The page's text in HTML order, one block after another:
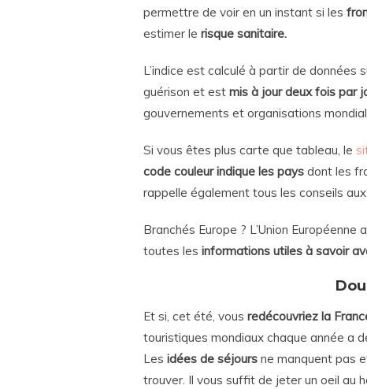
permettre de voir en un instant si les
estimer le risque sanitaire.
L’indice est calculé à partir de
guérison et est mis à jour deux fois par
gouvernements et organisations
Si vous êtes plus carte que tableau, le
code couleur indique les pays dont les
rappelle également tous les conseils
Branchés Europe ? L’Union Européenne
toutes les informations utiles à savoir
Et si, cet été, vous redécouvriez la
touristiques mondiaux chaque année a
Les idées de séjours ne manquent pas
trouver. Il vous suffit de jeter un oeil au